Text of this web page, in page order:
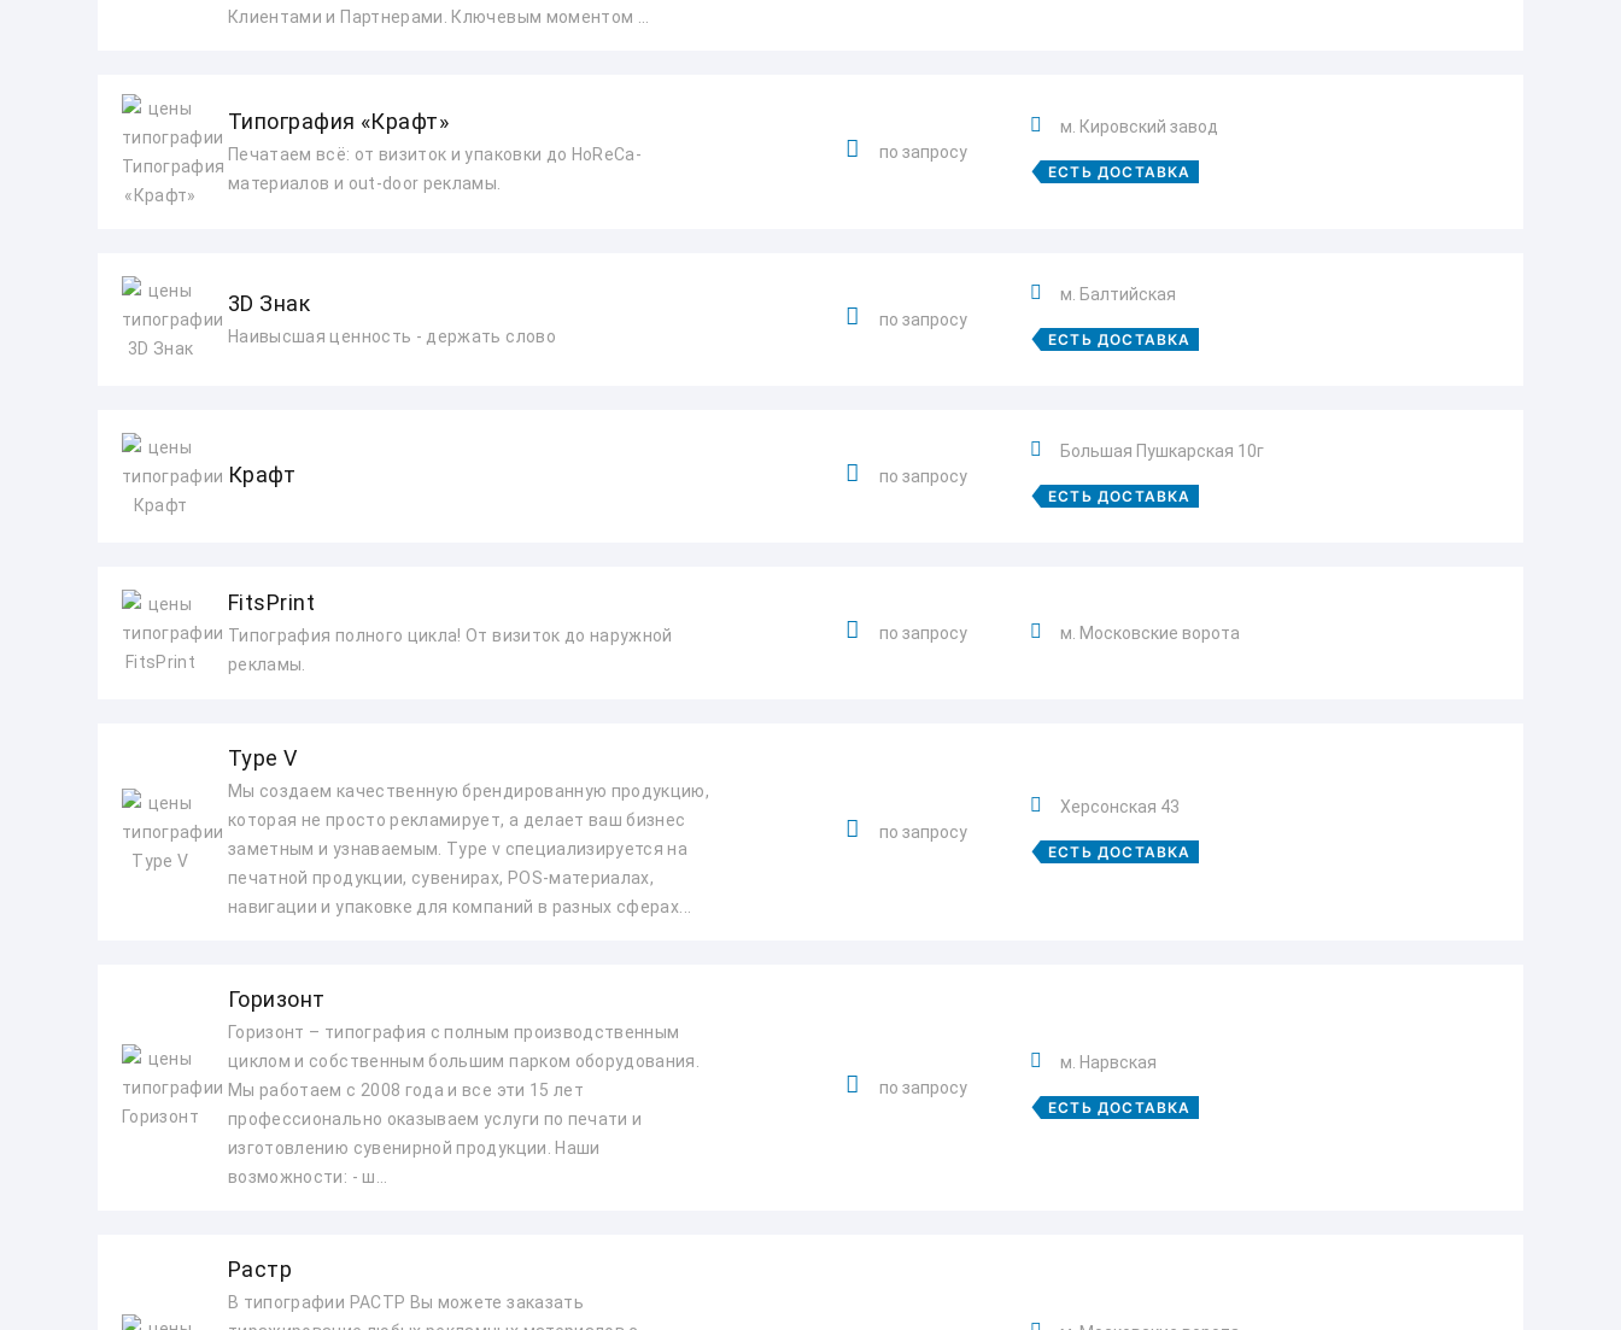
Клиентами и Партнерами. Ключевым моментом ...
Типография «Крафт»
Печатаем всё: от визиток и упаковки до HoReCa-
материалов и out-door рекламы.
по запросу
м. Кировский завод
ЕСТЬ ДОСТАВКА
3D Знак
Наивысшая ценность - держать слово
по запросу
м. Балтийская
ЕСТЬ ДОСТАВКА
Крафт по запросу
Большая Пушкарская 10г
ЕСТЬ ДОСТАВКА
FitsPrint
Типография полного цикла! От визиток до наружной
рекламы.
по запросу м. Московские ворота
Type V
Мы создаем качественную брендированную продукцию,
которая не просто рекламирует, а делает ваш бизнес
заметным и узнаваемым. Type v специализируется на
печатной продукции, сувенирах, POS-материалах,
навигации и упаковке для компаний в разных сферах...
по запросу
Херсонская 43
ЕСТЬ ДОСТАВКА
Горизонт
Горизонт – типография с полным производственным
циклом и собственным большим парком оборудования.
Мы работаем с 2008 года и все эти 15 лет
профессионально оказываем услуги по печати и
изготовлению сувенирной продукции. Наши
возможности: - ш...
по запросу
м. Нарвская
ЕСТЬ ДОСТАВКА
Растр
В типографии РАСТР Вы можете заказать